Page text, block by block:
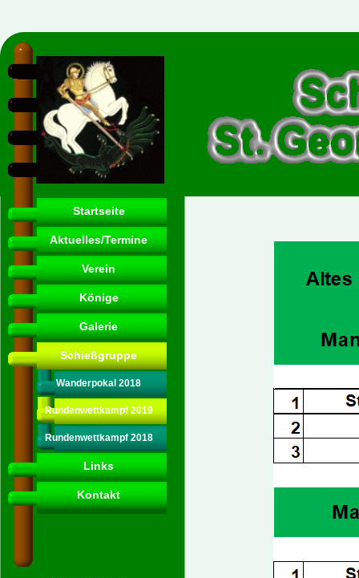
Startseite
Aktuelles/Termine
Verein
Könige
Galerie
Schießgruppe
Wanderpokal 2018
Rundenwettkampf 2019
Rundenwettkampf 2018
Links
Kontakt